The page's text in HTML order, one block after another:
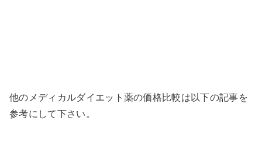
他のメディカルダイエット薬の価格比較は以下の記事を
参考にして下さい。